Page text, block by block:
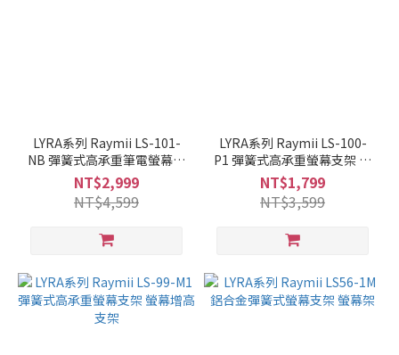
LYRA系列 Raymii LS-101-
NB 彈簧式高承重筆電螢幕支
架 筆電架
NT$2,999
NT$4,599
LYRA系列 Raymii LS-100-
P1 彈簧式高承重螢幕支架 螢
幕增高支架
NT$1,799
NT$3,599